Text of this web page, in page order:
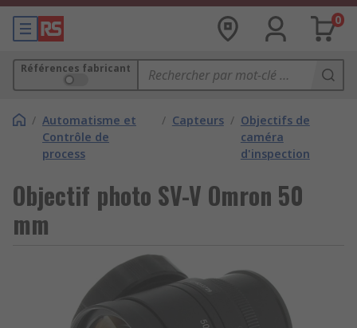
0
Références fabricant
/ Automatisme et
Contrôle de
process
/ Capteurs / Objectifs de
caméra
d'inspection
Objectif photo SV-V Omron 50
mm